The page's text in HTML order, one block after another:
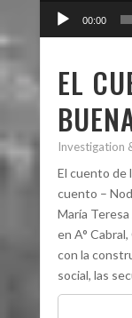
00:00
EL
Investigation
El cuento de
cuento –
María
en A°
con la
social, las